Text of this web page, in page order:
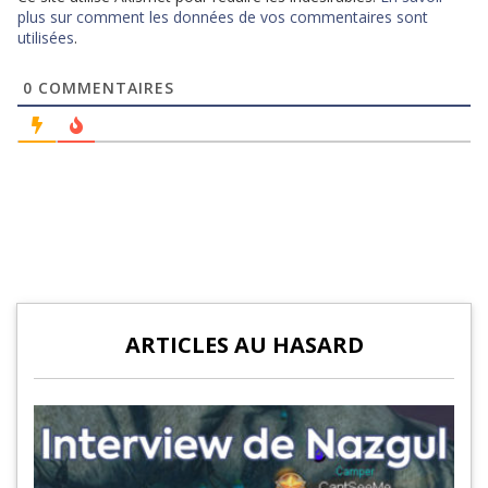
plus sur comment les données de vos commentaires sont
utilisées.
0 COMMENTAIRES
ARTICLES AU HASARD